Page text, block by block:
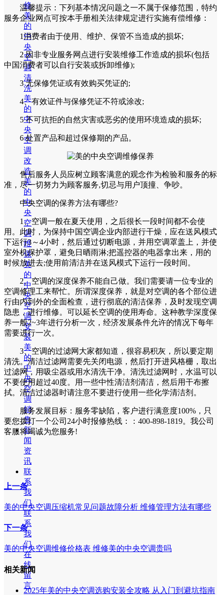
修
美
的
中
央
空
调
清
洗
美
的
中
央
空
调
改
造
美
的
中
央
空
调
维
保
美
的
中
央
空
调
安
装
美
的
中
央
空
调
销
售
新
闻
资
讯
联
系
我
们
联
系
我
们
在
线
留
言
温馨提示：下列基本情况问题之一不属于保修范围，特约
服务企业网点可按本手册相关法律规定进行实施有偿维修：
1消费者由于使用、维护、保管不当造成的损坏;
2 因非专业服务网点进行安装维修工作造成的损坏(包括
中国消费者可以自行安装或拆卸维修);
3 无保修凭证或有效购买凭证的;
4、有效证件与保修凭证不符或涂改;
5 不可抗拒的自然灾害或恶劣的使用环境造成的损坏;
6 处置产品和超过保修期的产品。
售后服务人员应树立顾客满意的观念作为检验和服务的标
准，尽一切努力为顾客服务,切忌与用户顶撞、争吵。
中央空调的保养方法有哪些?
1、空调一般在夏天使用，之后很长一段时间都不会使
用。此时，为保持中国空调企业内部进行干燥，应在送风模式
下运行3～4小时，然后通过切断电源，并用空调罩盖上，并使
室外机保护罩，避免日晒雨淋;把遥控器的电器拿出来，用的
时候放进去;使用前清洁并在送风模式下运行一段时间。
2、空调的深度保养不能自己做。我们需要请一位专业的
空调修理工来帮忙。所谓深度保养，就是对空调的各个部位进
行由内到外的全面检查，进行彻底的清洁保养，及时发现空调
隐患，进行维修。可以延长空调的使用寿命。这种教学深度保
养一般2~3年进行分析一次，经济发展条件允许的情况下每年
需要进行一次。
3、空调的过滤网大家都知道，很容易积灰，所以要定期
清洗。清洁过滤网需要先关闭电源，然后打开进风格栅，取出
过滤网，用吸尘器或用水清洗干净。清洗过滤网时，水温可以
不要使用超过40度。用一些中性清洁剂清洁，然后用干布擦
拭。清洁过滤器时请注意不要进行使用一些化学清洁剂。
服务发展目标：服务零缺陷，客户进行满意度100%，只
要您拨打一个公司24小时报修热线：：400-898-1819。我公司
客服将竭诚为您服务!
上一条
美的中央空调压缩机常见问题故障分析 维修管理方法有哪些
下一条
美的中央空调维修价格表 维修美的中央空调贵吗
相关新闻
2025年美的中央空调选购安装全攻略 从入门到避坑指南